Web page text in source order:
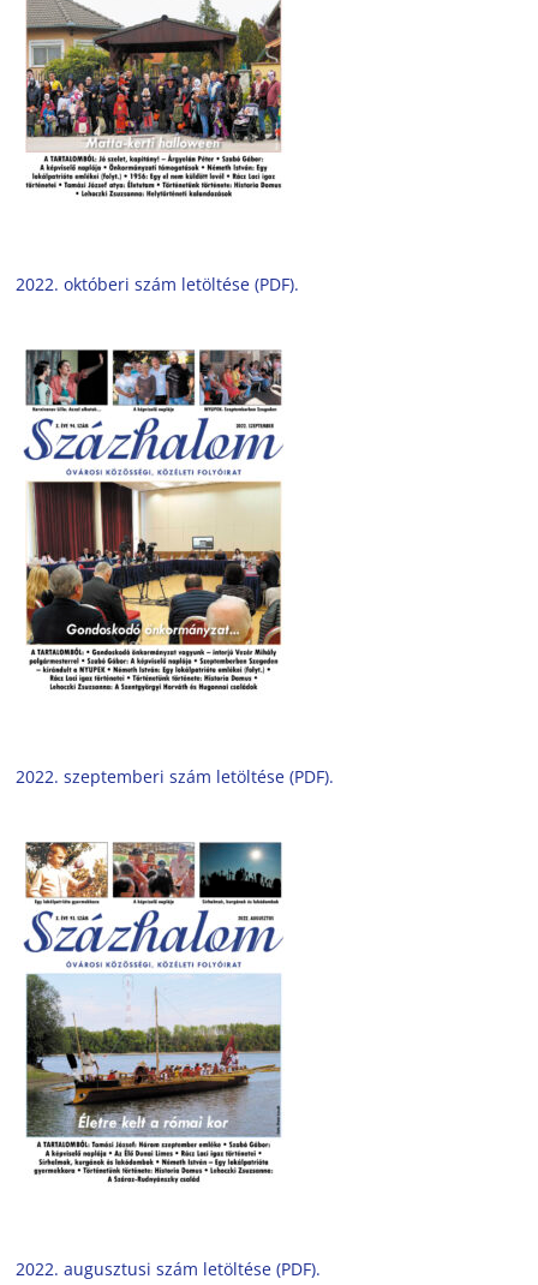
2022. októberi szám letöltése (PDF).
2022. szeptemberi szám letöltése (PDF).
2022. augusztusi szám letöltése (PDF).